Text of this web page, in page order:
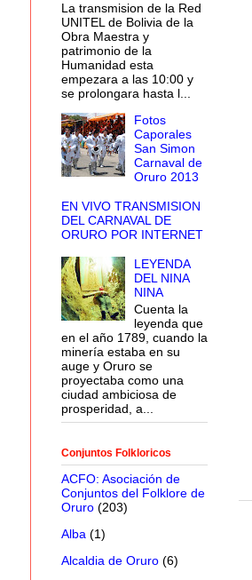
La transmision de la Red
UNITEL de Bolivia de la
Obra Maestra y
patrimonio de la
Humanidad esta
empezara a las 10:00 y
se prolongara hasta l...
Fotos
Caporales
San Simon
Carnaval de
Oruro 2013
EN VIVO TRANSMISION
DEL CARNAVAL DE
ORURO POR INTERNET
LEYENDA
DEL NINA
NINA
Cuenta la
leyenda que
en el año 1789, cuando la
minería estaba en su
auge y Oruro se
proyectaba como una
ciudad ambiciosa de
prosperidad, a...
Conjuntos Folkloricos
ACFO: Asociación de
Conjuntos del Folklore de
Oruro (203)
Alba (1)
Alcaldia de Oruro (6)